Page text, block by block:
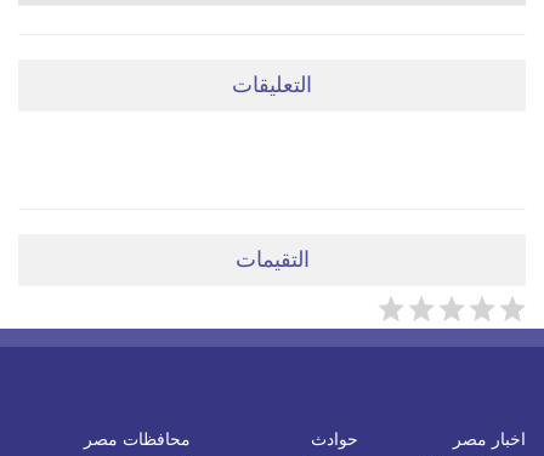
التعليقات
التقيمات
اخبار مصر حوادث
محافظات مصر